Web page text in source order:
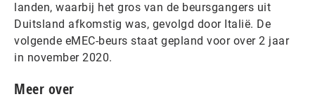
landen, waarbij het gros van de beursgangers uit
Duitsland afkomstig was, gevolgd door Italië. De
volgende eMEC-beurs staat gepland voor over 2 jaar
in november 2020.
Meer over